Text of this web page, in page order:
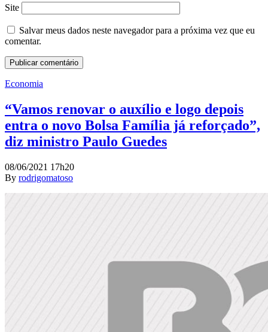
Site
Salvar meus dados neste navegador para a próxima vez que eu
comentar.
Economia
“Vamos renovar o auxílio e logo depois
entra o novo Bolsa Família já reforçado”,
diz ministro Paulo Guedes
08/06/2021 17h20
By rodrigomatoso